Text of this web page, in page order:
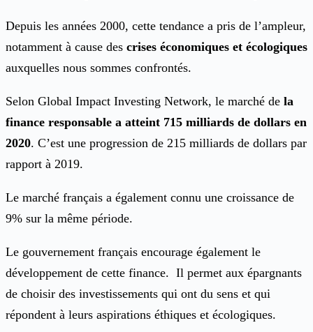
Depuis les années 2000, cette tendance a pris de l’ampleur,
notamment à cause des crises économiques et écologiques
auxquelles nous sommes confrontés.
Selon Global Impact Investing Network, le marché de la
finance responsable a atteint 715 milliards de dollars en
2020. C’est une progression de 215 milliards de dollars par
rapport à 2019.
Le marché français a également connu une croissance de
9% sur la même période.
Le gouvernement français encourage également le
développement de cette finance. Il permet aux épargnants
de choisir des investissements qui ont du sens et qui
répondent à leurs aspirations éthiques et écologiques.